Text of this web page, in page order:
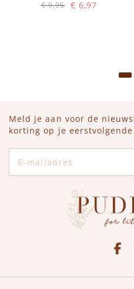
€ 6,97
€ 9,95
Meld je aan voor de
korting op je
See our